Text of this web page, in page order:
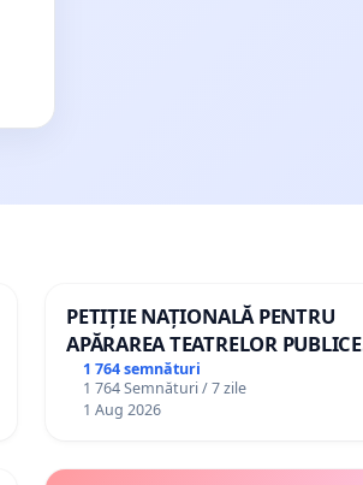
PETIȚIE NAȚIONALĂ PENTRU
APĂRAREA TEATRELOR PUBLICE
DE REPERTORIU DIN ROMÂNIA
1 764 semnături
1 764 Semnături / 7 zile
1 Aug 2026